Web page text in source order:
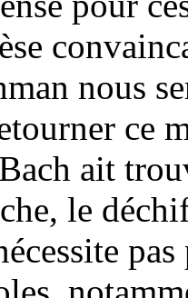
nous
ce
ait
le